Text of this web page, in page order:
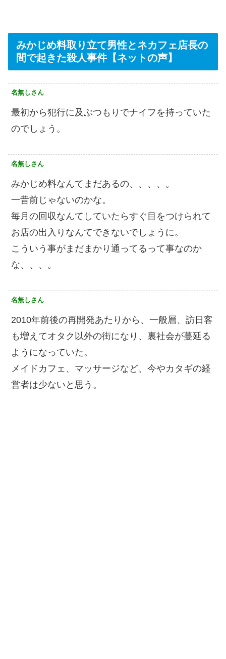
みかじめ料取り立て男性とネカフェ店長の
間で起きた殺人事件【ネットの声】
名無しさん
最初から犯行に及ぶつもりでナイフを持っていた
のでしょう。
名無しさん
みかじめ料なんてまだあるの、、、、。
一昔前じゃないのかな。
毎月の回収なんてしていたらすぐ目をつけられて
お店の出入りなんてできないでしょうに。
こういう事がまだまかり通ってるって事なのか
な、、、。
名無しさん
2010年前後の再開発あたりから、一般層、訪日客
も増えてオタク以外の街になり、裏社会が蔓延る
ようになっていた。
メイドカフェ、マッサージなど、今やカタギの経
営者は少ないと思う。